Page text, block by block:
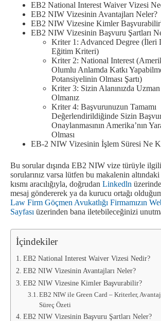
EB2 National Interest Waiver Vizesi
EB2 NIW Vizesinin Avantajları Neler?
EB2 NIW Vizesine Kimler
EB2 NIW Vizesinin Başvuru Şartları
Kriter 1: Advanced Degree (İleri
Eğitim Kriteri)
Kriter 2: National Interest
Olumlu Anlamda Katkı
Potansiyelinin Olması Şartı)
Kriter 3: Sizin Alanınızda
Olmanız
Kriter 4: Başvurunuzun Tamamı
Değerlendirildiğinde Sizin
Onaylanmasının Amerika’nın
Olması
EB-2 NIW Vizesinin İşlem Süresi Ne
Bu sorular dışında EB2 NIW vize türüyle ilgili
sorularınız varsa lütfen bu makalenin
kısmı aracılığıyla, doğrudan Linkedln
mesaj göndererek ya da kurucu ortağı
Law Firm Göçmen Avukatlığı Firmamızın
Sayfası üzerinden bana iletebileceğinizi
İçindekiler
EB2 National Interest Waiver Vizesi Nedir?
EB2 NIW Vizesinin Avantajları Neler?
EB2 NIW Vizesine Kimler Başvurabilir?
EB2 NIW ile Green Card – Kriterler,
Süreç Özeti
EB2 NIW Vizesinin Başvuru Şartları Neler?